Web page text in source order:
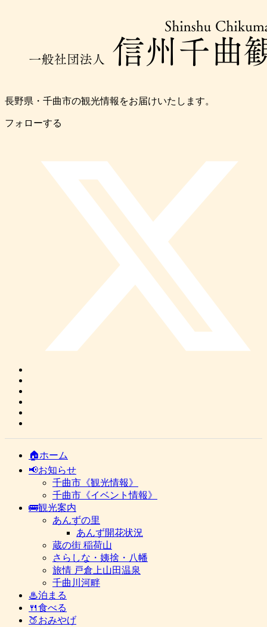
長野県・千曲市の観光情報をお届けいたします。
フォローする
🏠ホーム
📢お知らせ
千曲市《観光情報》
千曲市《イベント情報》
🚌観光案内
あんずの里
あんず開花状況
蔵の街 稲荷山
さらしな・姨捨・八幡
旅情 戸倉上山田温泉
千曲川河畔
♨泊まる
🍴食べる
🍑おみやげ